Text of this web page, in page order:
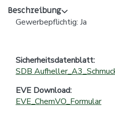
Beschreibung
Gewerbepflichtig: Ja
Sicherheitsdatenblatt:
SDB
EVE Download:
EVE_ChemVO_Formular